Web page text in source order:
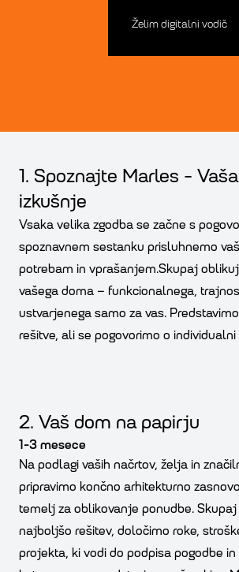
Želim digitalni vodič
1. Spoznajte Marles -
izkušnje
Vsaka velika zgodba se začne s
spoznavnem sestanku prisluhnemo
potrebam in vprašanjem.Skupaj
vašega doma – funkcionalnega,
ustvarjenega samo za vas.
rešitve, ali se pogovorimo o individualni
2. Vaš dom na papirju
1-3 mesece
Na podlagi vaših načrtov, želja in
pripravimo končno arhitekturno
temelj za oblikovanje ponudbe.
najboljšo rešitev, določimo roke,
projekta, ki vodi do podpisa pogodbe